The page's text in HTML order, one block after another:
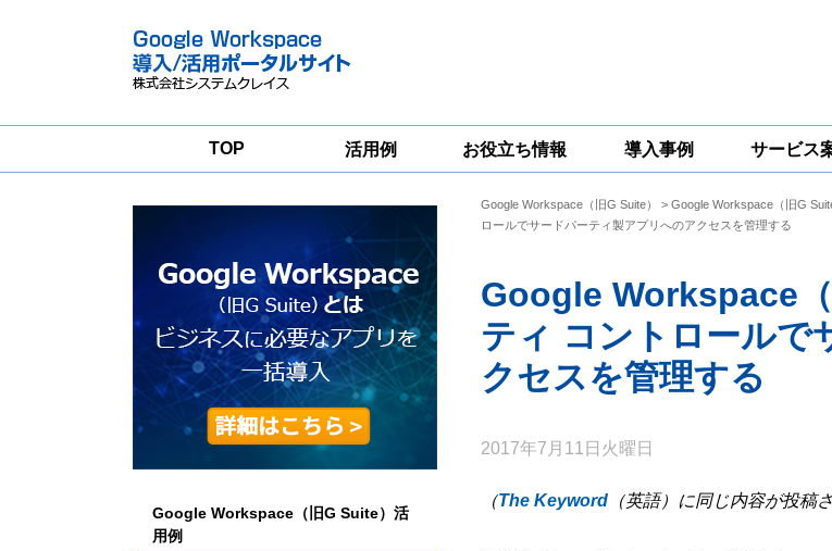
TOP 活用例 お役立ち情報
一問一答 コラ
導入事例 サービス
支援サービス
グループウェア
移行支援
Google
Workspace
Google
Workspace開発
Google Workspace（旧G Suite）活
用例
Google Workspace（旧G Suite） > Google Workspace（旧G
ロールでサードパーティ製アプリへのアクセスを管理する
Google Workspace
ティ コントロールで
クセスを管理する
2017年7月11日火曜日
（The Keyword （英語）に同じ内容が投稿